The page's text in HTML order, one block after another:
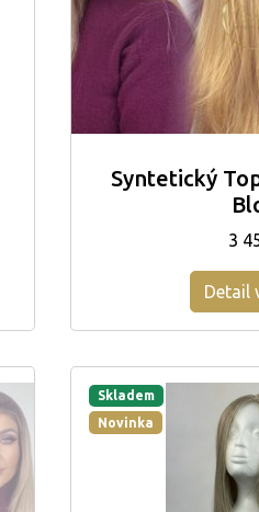
Syntetický
3
Detail
Skladem
Novinka